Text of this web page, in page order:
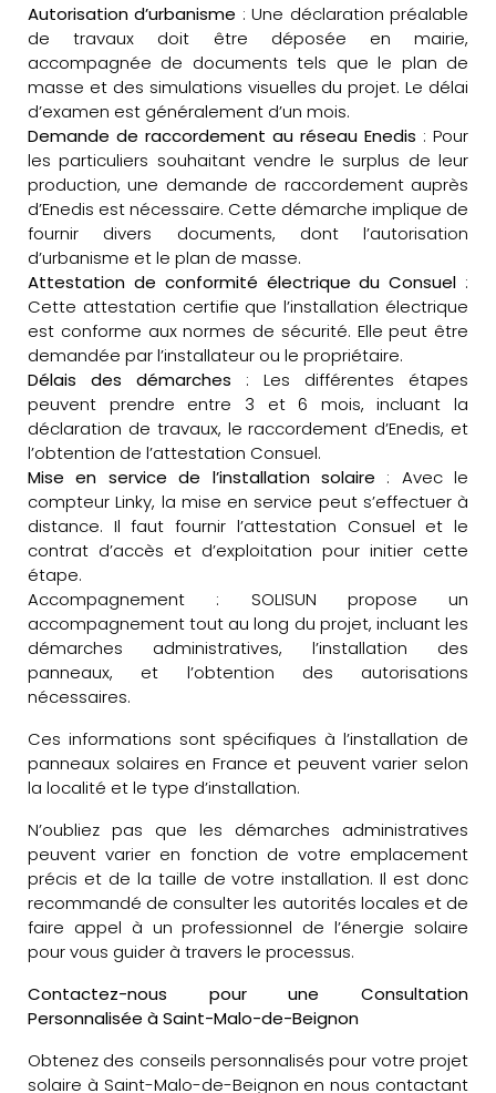
Autorisation d’urbanisme : Une déclaration préalable
de travaux doit être déposée en mairie,
accompagnée de documents tels que le plan de
masse et des simulations visuelles du projet. Le délai
d’examen est généralement d’un mois.
Demande de raccordement au réseau Enedis : Pour
les particuliers souhaitant vendre le surplus de leur
production, une demande de raccordement auprès
d’Enedis est nécessaire. Cette démarche implique de
fournir divers documents, dont l’autorisation
d’urbanisme et le plan de masse.
Attestation de conformité électrique du Consuel :
Cette attestation certifie que l’installation électrique
est conforme aux normes de sécurité. Elle peut être
demandée par l’installateur ou le propriétaire.
Délais des démarches : Les différentes étapes
peuvent prendre entre 3 et 6 mois, incluant la
déclaration de travaux, le raccordement d’Enedis, et
l’obtention de l’attestation Consuel.
Mise en service de l’installation solaire : Avec le
compteur Linky, la mise en service peut s’effectuer à
distance. Il faut fournir l’attestation Consuel et le
contrat d’accès et d’exploitation pour initier cette
étape.
Accompagnement : SOLISUN propose un
accompagnement tout au long du projet, incluant les
démarches administratives, l’installation des
panneaux, et l’obtention des autorisations
nécessaires.
Ces informations sont spécifiques à l’installation de
panneaux solaires en France et peuvent varier selon
la localité et le type d’installation.
N’oubliez pas que les démarches administratives
peuvent varier en fonction de votre emplacement
précis et de la taille de votre installation. Il est donc
recommandé de consulter les autorités locales et de
faire appel à un professionnel de l’énergie solaire
pour vous guider à travers le processus.
Contactez-nous pour une Consultation
Personnalisée à Saint-Malo-de-Beignon
Obtenez des conseils personnalisés pour votre projet
solaire à Saint-Malo-de-Beignon en nous contactant